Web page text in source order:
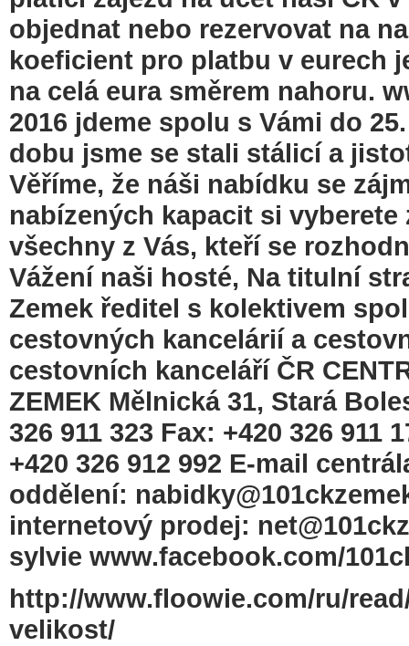
objednat nebo rezervovat na
koeficient pro platbu v eurech
na celá eura směrem nahoru.
2016 jdeme spolu s Vámi do
dobu jsme se stali stálicí a
Věříme, že náši nabídku se
nabízených kapacit si
všechny z Vás, kteří se
Vážení naši hosté, Na titulní
Zemek ředitel s kolektivem
cestovných kancelárií a
cestovních kanceláří ČR
ZEMEK Mělnická 31, Stará
326 911 323 Fax: +420 326 911
+420 326 912 992 E-mail
oddělení:
internetový prodej:
sylvie www.facebook.com/
http://www.floowie.com/ru/
velikost/